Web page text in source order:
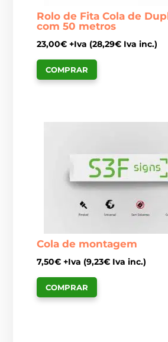
Rolo de Fita Cola de
com 50 metros
23,00€ +Iva (28,29€ Iva inc.)
COMPRAR
Cola de montagem
7,50€ +Iva (9,23€ Iva inc.)
COMPRAR